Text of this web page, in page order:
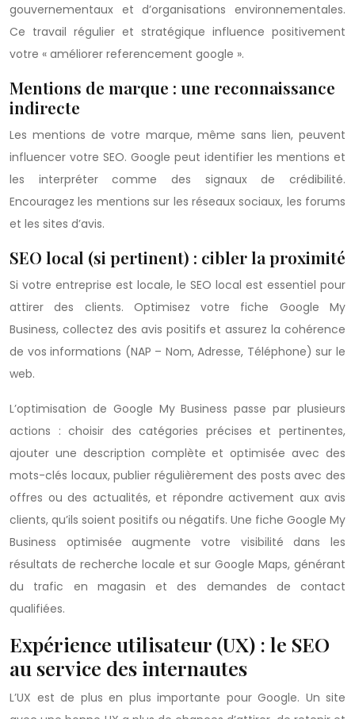
gouvernementaux et d’organisations environnementales.
Ce travail régulier et stratégique influence positivement
votre « améliorer referencement google ».
Mentions de marque : une reconnaissance
indirecte
Les mentions de votre marque, même sans lien, peuvent
influencer votre SEO. Google peut identifier les mentions et
les interpréter comme des signaux de crédibilité.
Encouragez les mentions sur les réseaux sociaux, les forums
et les sites d’avis.
SEO local (si pertinent) : cibler la proximité
Si votre entreprise est locale, le SEO local est essentiel pour
attirer des clients. Optimisez votre fiche Google My
Business, collectez des avis positifs et assurez la cohérence
de vos informations (NAP – Nom, Adresse, Téléphone) sur le
web.
L’optimisation de Google My Business passe par plusieurs
actions : choisir des catégories précises et pertinentes,
ajouter une description complète et optimisée avec des
mots-clés locaux, publier régulièrement des posts avec des
offres ou des actualités, et répondre activement aux avis
clients, qu’ils soient positifs ou négatifs. Une fiche Google My
Business optimisée augmente votre visibilité dans les
résultats de recherche locale et sur Google Maps, générant
du trafic en magasin et des demandes de contact
qualifiées.
Expérience utilisateur (UX) : le SEO
au service des internautes
L’UX est de plus en plus importante pour Google. Un site